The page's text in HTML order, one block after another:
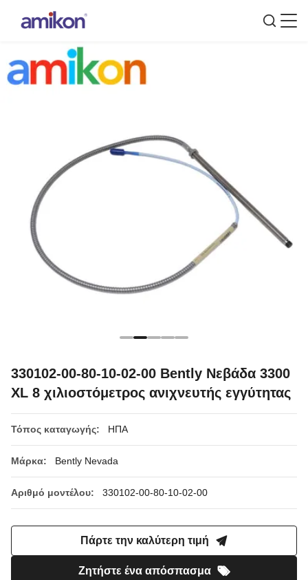
330102-00-80-10-02-00 Bently Νεβάδα 3300
XL 8 χιλιοστόμετρος ανιχνευτής εγγύτητας
Τόπος καταγωγής: ΗΠΑ
Μάρκα: Bently Nevada
Αριθμό μοντέλου: 330102-00-80-10-02-00
Πάρτε την καλύτερη τιμή
Ζητήστε ένα απόσπασμα